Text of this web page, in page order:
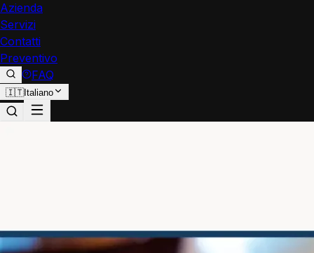
Azienda
Servizi
Contatti
Preventivo
FAQ
🇮🇹Italiano